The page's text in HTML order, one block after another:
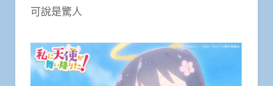
可說是驚人